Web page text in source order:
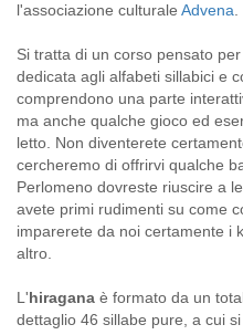
l'associazione culturale Advena.
Si tratta di un corso pensato
dedicata agli alfabeti sillabici e
comprendono una parte
ma anche qualche gioco ed
letto. Non diventerete
cercheremo di offrirvi qualche
Perlomeno dovreste riuscire a
avete primi rudimenti su come
imparerete da noi certamente i
altro.
L'hiragana è formato da un
dettaglio 46 sillabe pure, a cui